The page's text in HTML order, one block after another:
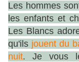
Les hommes
les enfants et
Les Blancs
qu'ils jouent du
nuit. Je vous